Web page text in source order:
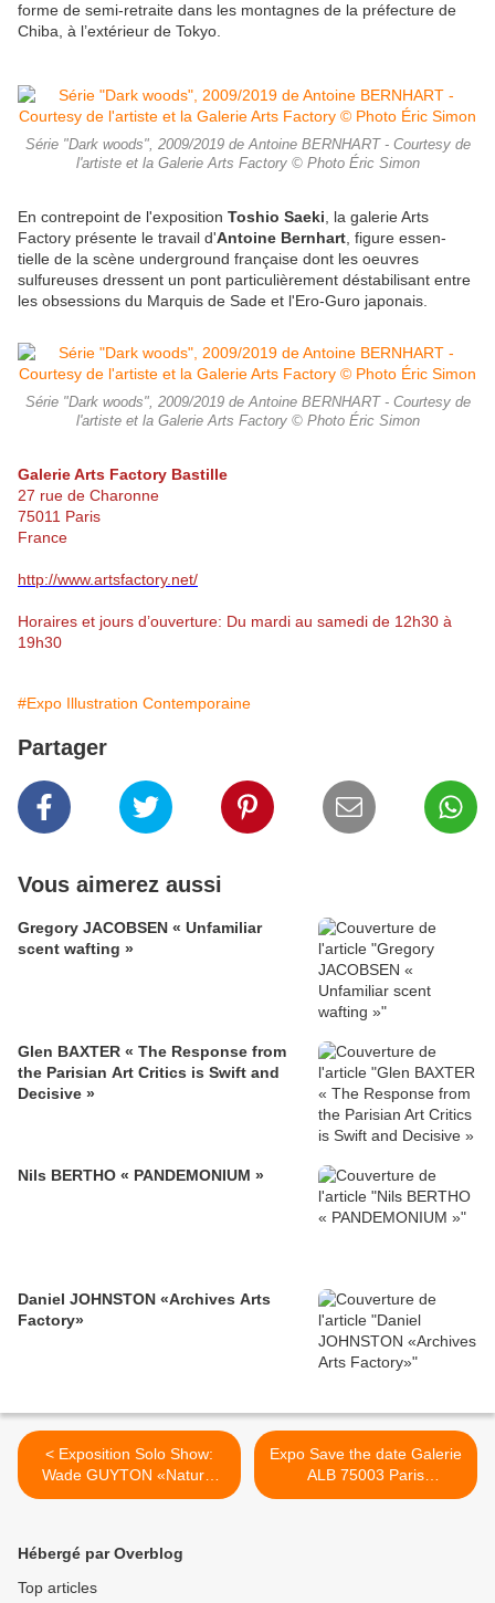
forme de semi-retraite dans les montagnes de la préfecture de
Chiba, à l’extérieur de Tokyo.
Série "Dark woods", 2009/2019 de Antoine BERNHART - Courtesy de
l'artiste et la Galerie Arts Factory © Photo Éric Simon
En contrepoint de l'exposition Toshio Saeki , la galerie Arts
Factory présente le travail d'Antoine Bernhart figure essen-
tielle de la scène underground française dont les oeuvres
sulfureuses dressent un pont particulièrement déstabilisant entre
les obsessions du Marquis de Sade et l'Ero-Guro japonais.
Série "Dark woods", 2009/2019 de Antoine BERNHART - Courtesy de
l'artiste et la Galerie Arts Factory © Photo Éric Simon
Galerie Arts Factory Bastille
27 rue de Charonne
75011 Paris
France
http://www.artsfactory.net/
Horaires et jours d’ouverture: Du mardi au samedi de 12h30 à
19h30
#Expo Illustration Contemporaine
Partager
Vous aimerez aussi
Gregory JACOBSEN « Unfamiliar
scent wafting »
Glen BAXTER « The Response from
the Parisian Art Critics is Swift and
Decisive »
Nils BERTHO « PANDEMONIUM »
Daniel JOHNSTON «Archives Arts
Factory»
< Exposition Solo Show:
Wade GUYTON «Natural
Wine»
Expo Save the date Galerie
ALB 75003 Paris
#actuart#expoparis
Hébergé par Overblog
Top articles